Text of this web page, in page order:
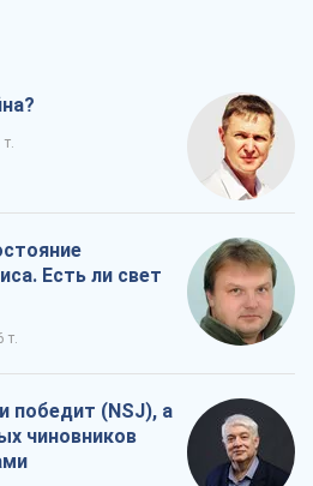
т.
Есть ли свет
т.
победит (NSJ), а
чиновников